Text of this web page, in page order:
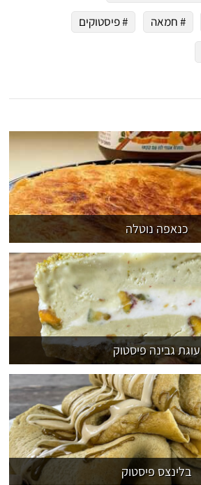
# חמאה
# פיסטוקים
כנאפה נוטלה
עוגת גבינה פיסטוק
בלינצס פיסטוק